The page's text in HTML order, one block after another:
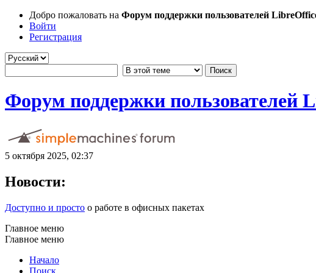
Добро пожаловать на Форум поддержки пользователей
Войти
Регистрация
Форум поддержки пользователей
5 октября 2025, 02:37
Новости:
Доступно и просто о работе в офисных пакетах
Главное меню
Главное меню
Начало
Поиск